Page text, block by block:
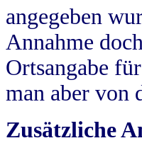
angegeben
Annahme
Ortsangabe
man aber von
Zusätzliche